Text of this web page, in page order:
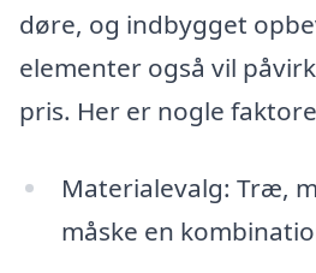
døre, og indbygget
elementer også vil
pris. Her er nogle
Materialevalg: Træ,
måske en